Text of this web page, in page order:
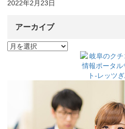
2022年2月23日
アーカイブ
ア